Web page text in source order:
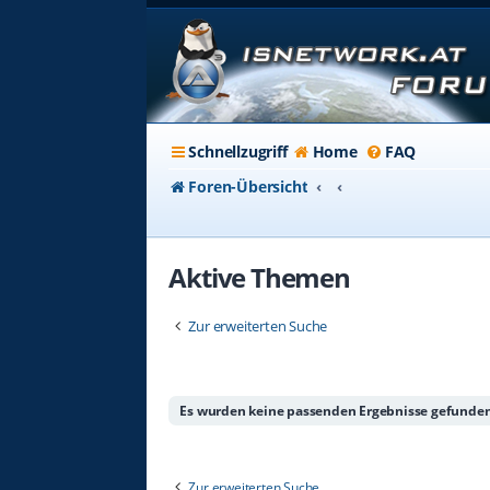
Schnellzugriff Home
FAQ
Foren-Übersicht
Aktive Themen
Zur erweiterten Suche
Es wurden keine passenden Ergebnisse